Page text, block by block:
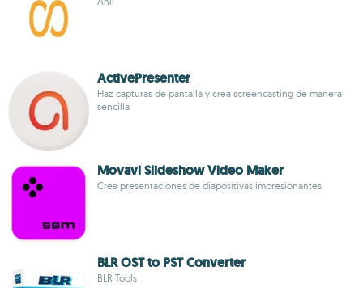
ActivePresenter
Haz capturas de pantalla y crea screencasting de manera
sencilla
Movavi Slideshow Video Maker
Crea presentaciones de diapositivas impresionantes
BLR OST to PST Converter
BLR Tools